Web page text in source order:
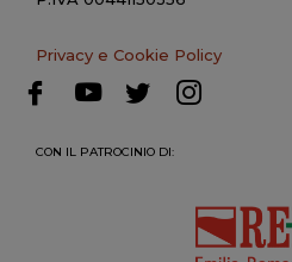
Privacy e Cookie Policy
CON IL PATROCINIO DI: